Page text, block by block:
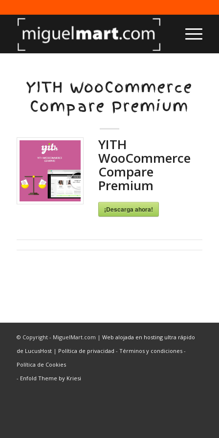
YITH WooCommerce
Compare Premium
YITH
WooCommerce
Compare
Premium
¡Descarga ahora!
© Copyright - MiguelMart.com | Web alojada en hosting ultra rápido
de LucusHost| Política de privacidad - Términos y condiciones-
Política de Cookies
- Enfold Theme by Kriesi